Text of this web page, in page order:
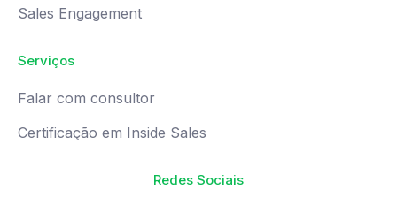
Sales Engagement
Serviços
Falar com consultor
Certificação em Inside Sales
Redes Sociais